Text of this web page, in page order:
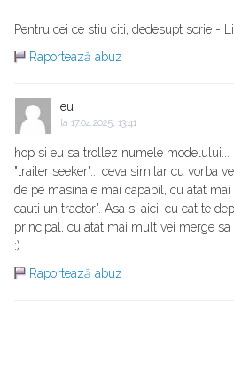
Pentru cei ce stiu citi, dedesupt scrie -
Raportează abuz
eu
la 17.04.2025, 13:41
hop si eu sa trollez numele modelului...
"trailer seeker"... ceva similar cu vorba
de pe masina e mai capabil, cu atat
cauti un tractor". Asa si aici, cu cat te
principal, cu atat mai mult vei merge sa
:)
Raportează abuz